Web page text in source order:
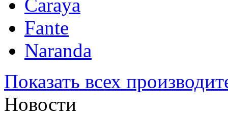
Caraya
Fante
Naranda
Показать всех
Новости